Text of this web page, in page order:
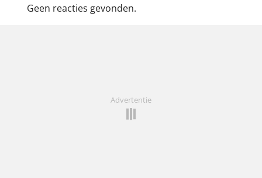
Geen reacties gevonden.
Advertentie